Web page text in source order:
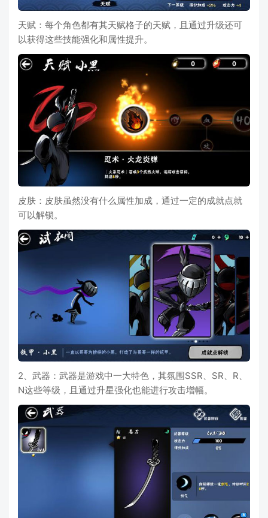
天赋：每个角色都有其天赋格子的天赋，且通过升级还可
以获得这些技能强化和属性提升。
皮肤：皮肤虽然没有什么属性加成，通过一定的成就点就
可以解锁。
2、武器：武器是游戏中一大特色，其氛围SSR、SR、R、
N这些等级，且通过升星强化也能进行攻击增幅。